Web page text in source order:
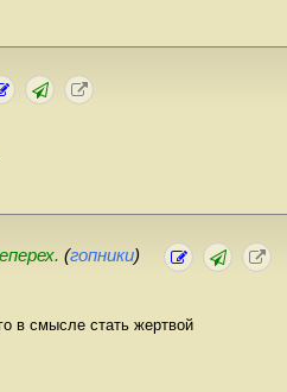
(гопники)
в смысле стать жертвой